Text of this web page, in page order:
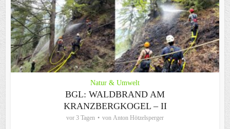
Natur & Umwelt
BGL: WALDBRAND AM
KRANZBERGKOGEL – II
vor 3 Tagen von Anton Hötzelsperger